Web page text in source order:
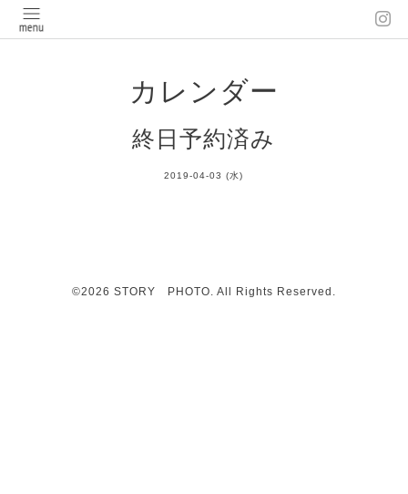
カレンダー
終日予約済み
2019-04-03 (水)
©2026 STORY PHOTO. All Rights Reserved.